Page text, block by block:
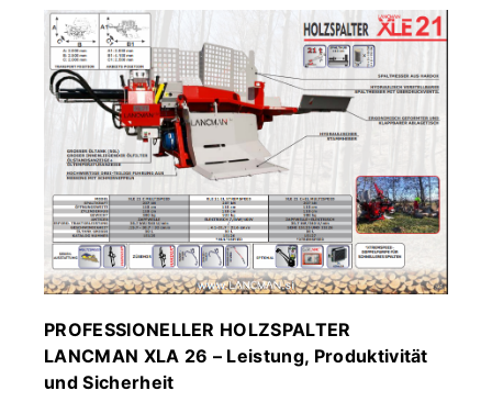
PROFESSIONELLER HOLZSPALTER
LANCMAN XLA 26 – Leistung, Produktivität
und Sicherheit